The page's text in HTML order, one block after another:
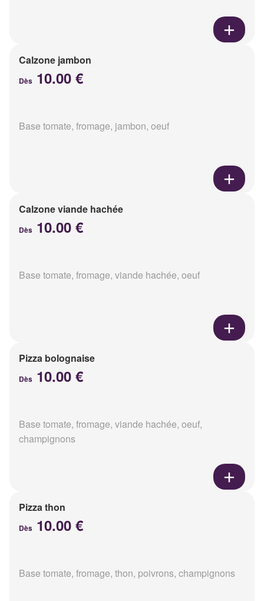
Calzone jambon
Dès 10.00 €
Base tomate, fromage, jambon, oeuf
Calzone viande hachée
Dès 10.00 €
Base tomate, fromage, viande hachée, oeuf
Pizza bolognaise
Dès 10.00 €
Base tomate, fromage, viande hachée, oeuf,
champignons
Pizza thon
Dès 10.00 €
Base tomate, fromage, thon, poivrons, champignons